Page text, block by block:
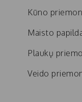
Kūno
Maisto
Plaukų
Veido